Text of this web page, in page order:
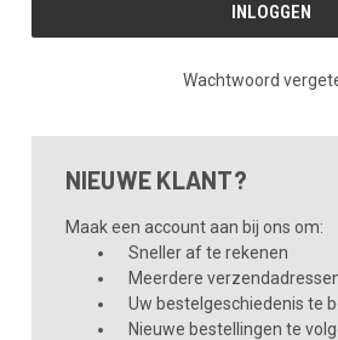
Wachtwoord
NIEUWE KLANT?
Maak een account aan bij ons om:
Sneller af te rekenen
Meerdere
Uw bestelgeschiedenis te
Nieuwe bestellingen te